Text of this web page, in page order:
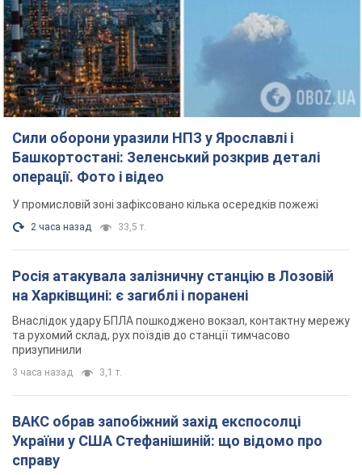
Сили оборони уразили НПЗ у Ярославлі і
Башкортостані: Зеленський розкрив деталі
операції. Фото і відео
У промисловій зоні зафіксовано кілька осередків пожежі
2 часа назад 33,5 т.
Росія атакувала залізничну станцію в Лозовій
на Харківщині: є загиблі і поранені
Внаслідок удару БПЛА пошкоджено вокзал, контактну мережу
та рухомий склад, рух поїздів до станції тимчасово
призупинили
3 часа назад 3,1 т.
ВАКС обрав запобіжний захід експосолці
України у США Стефанішиній: що відомо про
справу